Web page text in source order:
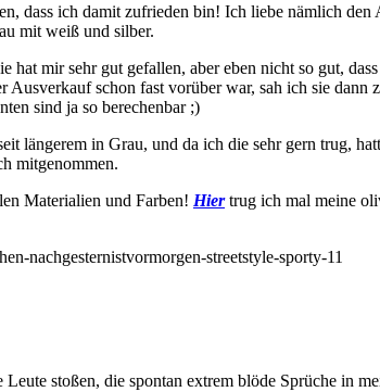
dass ich damit zufrieden bin! Ich liebe nämlich
mit weiß und silber.
mir sehr gut gefallen, aber eben nicht so gut,
schon fast vorüber war, sah ich sie
sind ja so berechenbar ;)
längerem in Grau, und da ich die sehr gern trug,
mitgenommen.
Materialien und Farben! Hiertrug ich mal meine
stoßen, die spontan extrem blöde Sprüche in